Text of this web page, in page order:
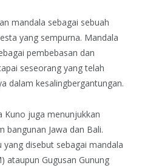
mandala sebagai sebuah
yang sempurna. Mandala
pembebasan dan
seseorang yang telah
dalam kesalingbergantungan.
Kuno juga menunjukkan
bangunan Jawa dan Bali.
disebut sebagai mandala
ataupun Gugusan Gunung